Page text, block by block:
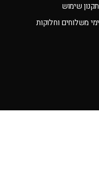
תקנון שימוש
ימי משלוחים וחלוקות